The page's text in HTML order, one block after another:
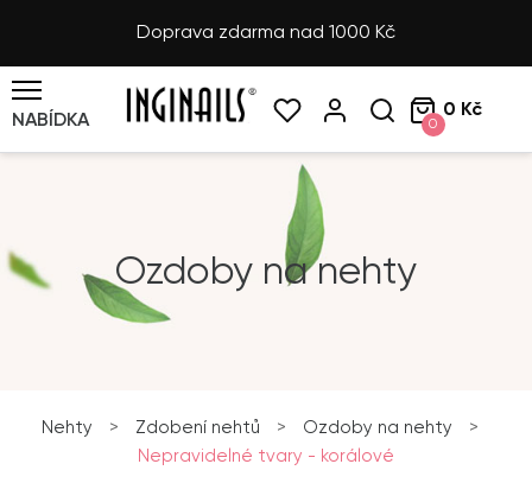
Doprava zdarma nad 1000 Kč
NABÍDKA 0
0 Kč
Ozdoby na nehty
Nehty > Zdobení nehtů > Ozdoby na nehty
>
Nepravidelné tvary - korálové